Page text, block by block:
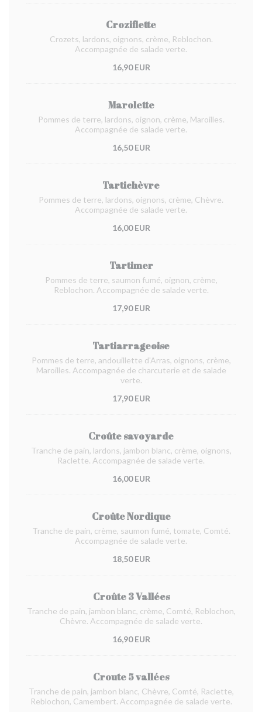
Croziflette
Crozets, lardons, oignons, crème, Reblochon.
Accompagnée de salade verte.
16,90 EUR
Marolette
Pommes de terre, lardons, oignon, crème, Maroilles.
Accompagnée de salade verte.
16,50 EUR
Tartichèvre
Pommes de terre, lardons, oignons, crème, Chèvre.
Accompagnée de salade verte.
16,00 EUR
Tartimer
Pommes de terre, saumon fumé, oignon, crème,
Reblochon. Accompagnée de salade verte.
17,90 EUR
Tartiarrageoise
Pommes de terre, andouillette d'Arras, oignons, crème,
Maroilles. Accompagnée de charcuterie et de salade
verte.
17,90 EUR
Croûte savoyarde
Tranche de pain, lardons, jambon blanc, crème, oignons,
Raclette. Accompagnée de salade verte.
16,00 EUR
Croûte Nordique
Tranche de pain, crème, saumon fumé, tomate, Comté.
Accompagnée de salade verte.
18,50 EUR
Croûte 3 Vallées
Tranche de pain, jambon blanc, crème, Comté, Reblochon,
Chèvre. Accompagnée de salade verte.
16,90 EUR
Croute 5 vallées
Tranche de pain, jambon blanc, Chèvre, Comté, Raclette,
Reblochon, Camembert. Accompagnée de salade verte.